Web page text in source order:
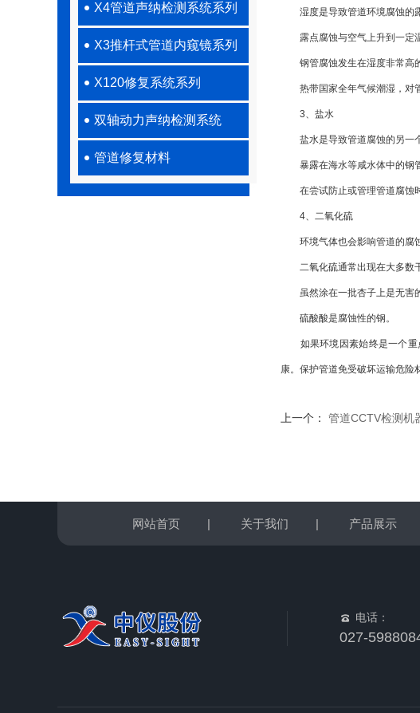
X4管道声纳检测系统系列
X3推杆式管道内窥镜系列
X120修复系统系列
双轴动力声纳检测系统
管道修复材料
湿度是导致管道环境腐蚀的露
露点腐蚀与空气上升到一定温
钢管腐蚀发生在湿度非常高的
热带国家全年气候潮湿，对管
3、盐水
盐水是导致管道腐蚀的另一个
暴露在海水等咸水体中的钢管
在尝试防止或管理管道腐蚀时
4、二氧化硫
环境气体也会影响管道的腐蚀
二氧化硫通常出现在大多数干
虽然涂在一批杏子上是无害的
硫酸酸是腐蚀性的钢。
如果环境因素始终是一个重
康。保护管道免受破坏运输危险
上一个： 管道CCTV检测机
网站首页 | 关于我们 | 产品展示
电话：
027-